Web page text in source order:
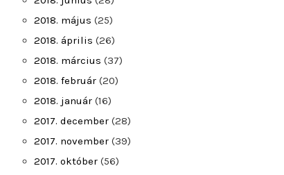
2018. május (25)
2018. április (26)
2018. március (37)
2018. február (20)
2018. január (16)
2017. december (28)
2017. november (39)
2017. október (56)